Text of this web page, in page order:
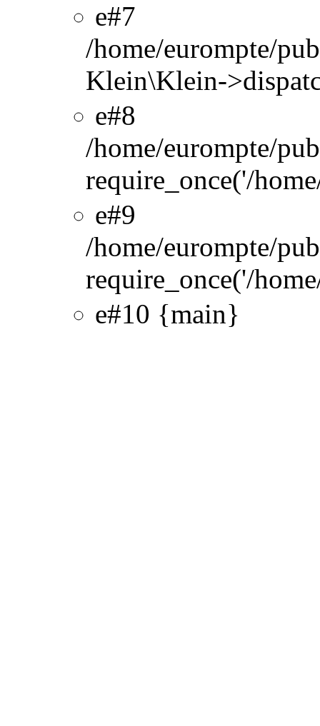
#7
/home/eurompte/
Klein\Klein-
#8
/home/eurompte/
require_once('/
#9
/home/eurompte/
require_once('/
#10 {main}